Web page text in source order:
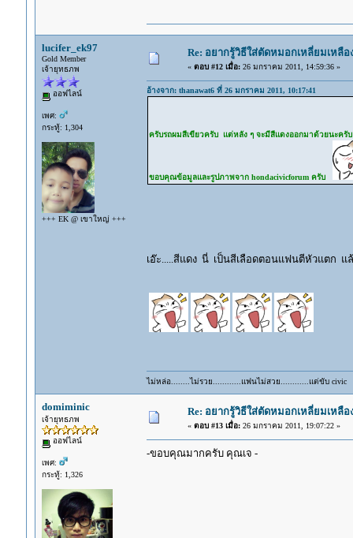
lucifer_ek97
Gold Member
เจ้ายุทธภพ
ออฟไลน์
เพศ:
กระทู้: 1,304
+++ EK @ เขาใหญ่ +++
Re: อยากรู้วิธีใส่ตัดหมอกเหลี่ยมเหลือ
« ตอบ #12 เมื่อ:26 มกราคม 2011, 14:59:36 »
อ้างจาก: thanawat6 ที่ 26 มกราคม 2011, 10:17:41
ครับรถผมสีเขียวครับ แต่หลัง ๆ จะมีสีแดงออกมาด้วยนะครั
ขอบคุณข้อมูลและรูปภาพจาก hondacivicforum ครับ
เอ๊ะ.....สีแดง นี่ เป็นสีเลือดตอนแฟนตีหัวแต
ไม่หล่อ........ไม่รวย............แฟนไม่สวย............แต่ขับ civic
domiminic
เจ้ายุทธภพ
ออฟไลน์
เพศ:
กระทู้: 1,326
Re: อยากรู้วิธีใส่ตัดหมอกเหลี่ยมเหลือ
« ตอบ #13 เมื่อ:26 มกราคม 2011, 19:07:22 »
-ขอบคุณมากครับ คุณเจ -